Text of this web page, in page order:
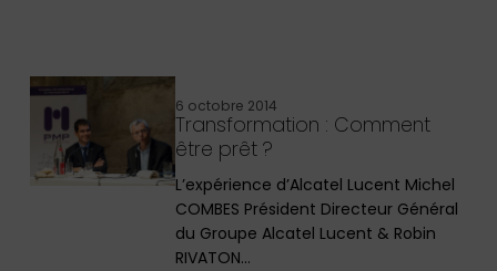
6 octobre 2014
Transformation : Comment
être prêt ?
L’expérience d’Alcatel Lucent Michel
COMBES Président Directeur Général
du Groupe Alcatel Lucent & Robin
RIVATON…